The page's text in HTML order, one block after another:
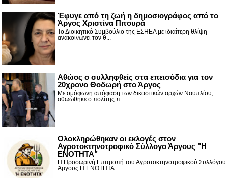
Έφυγε από τη ζωή η δημοσιογράφος από το
Άργος Χριστίνα Πιτουρά
Το Διοικητικό Συμβούλιο της ΕΣΗΕΑ με ιδιαίτερη θλίψη
ανακοινώνει τον θ...
Αθώος ο συλληφθείς στα επεισόδια για τον
20χρονο Θοδωρή στο Άργος
Με ομόφωνη απόφαση των δικαστικών αρχών Ναυπλίου,
αθωώθηκε ο πολίτης π...
Ολοκληρώθηκαν οι εκλογές στον
Αγροτοκτηνοτροφικό Σύλλογο Άργους "Η
ΕΝΟΤΗΤΑ"
Η Προσωρινή Επιτροπή του Αγροτοκτηνοτροφικού Συλλόγου
Άργους Η ΕΝΟΤΗΤΑ...